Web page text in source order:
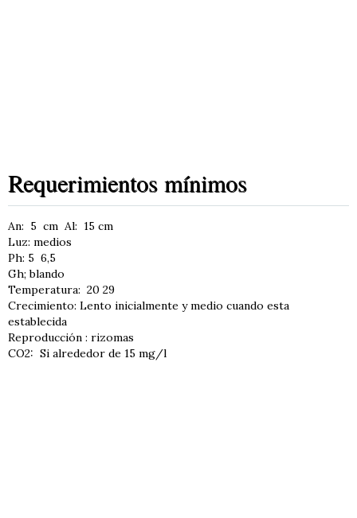
Requerimientos mínimos
An: 5 cm Al: 15 cm
Luz: medios
Ph: 5 6,5
Gh; blando
Temperatura: 20 29
Crecimiento: Lento inicialmente y medio cuando esta
establecida
Reproducción : rizomas
CO2: Si alrededor de 15 mg/l